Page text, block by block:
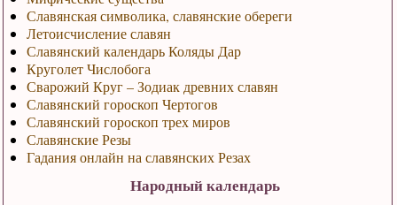
Славянская символика, славянские обереги
Летоисчисление славян
Славянский календарь Коляды Дар
Круголет Числобога
Сварожий Круг – Зодиак древних славян
Славянский гороскоп Чертогов
Славянский гороскоп трех миров
Славянские Резы
Гадания онлайн на славянских Резах
Народный календарь